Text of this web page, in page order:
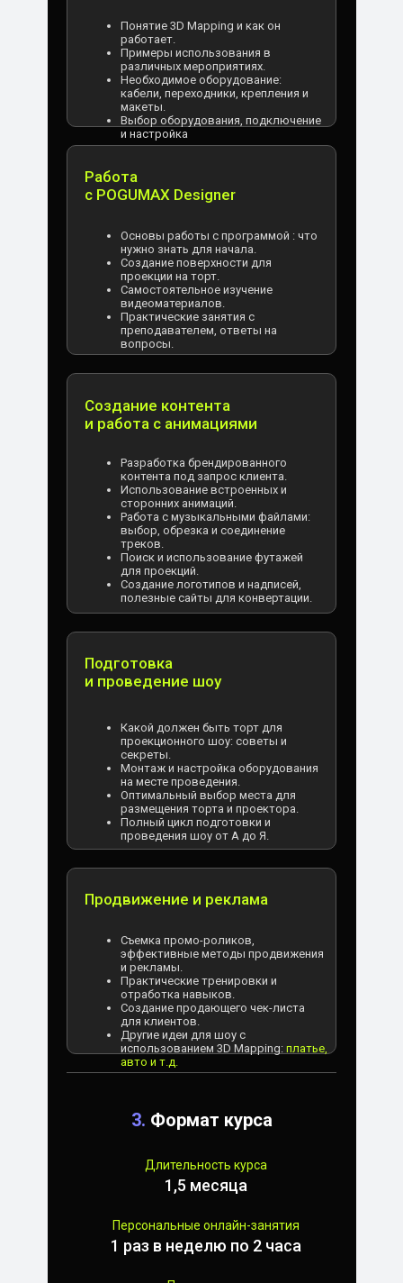
3. Формат курса
Работа
с POGUMAX Designer
Создание контента
и работа с анимациями
Подготовка
и проведение шоу
Продвижение и реклама
Понятие 3D Mapping и как он
работает.
Примеры использования в
различных мероприятиях.
Необходимое оборудование:
кабели, переходники, крепления и
макеты.
Выбор оборудования, подключение
и настройка
Основы работы с программой : что
нужно знать для начала.
Создание поверхности для
проекции на торт.
Самостоятельное изучение
видеоматериалов.
Практические занятия с
преподавателем, ответы на
вопросы.
Разработка брендированного
контента под запрос клиента.
Использование встроенных и
сторонних анимаций.
Работа с музыкальными файлами:
выбор, обрезка и соединение
треков.
Поиск и использование футажей
для проекций.
Создание логотипов и надписей,
полезные сайты для конвертации.
Какой должен быть торт для
проекционного шоу: советы и
секреты.
Монтаж и настройка оборудования
на месте проведения.
Оптимальный выбор места для
размещения торта и проектора.
Полный цикл подготовки и
проведения шоу от А до Я.
Съемка промо-роликов,
эффективные методы продвижения
и рекламы.
Практические тренировки и
отработка навыков.
Создание продающего чек-листа
для клиентов.
Другие идеи для шоу с
использованием 3D Mapping: платье,
авто и т.д.
Длительность курса
1,5 месяца
Персональные онлайн-занятия
1 раз в неделю по 2 часа